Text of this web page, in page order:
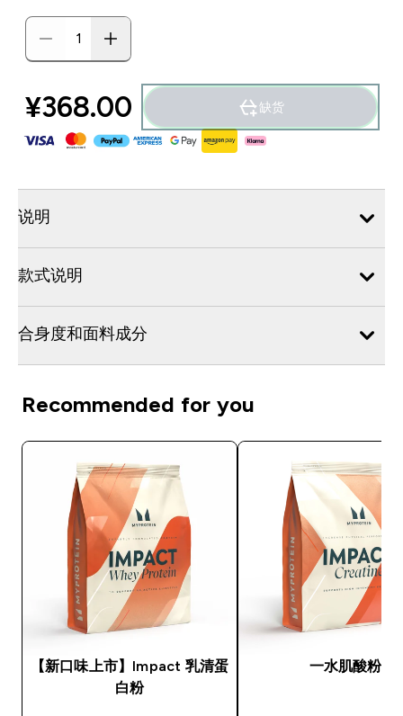
¥368.00‎ 缺货
说明
款式说明
合身度和面料成分
Recommended for you
【新口味上市】Impact 乳清蛋
白粉
一水肌酸粉